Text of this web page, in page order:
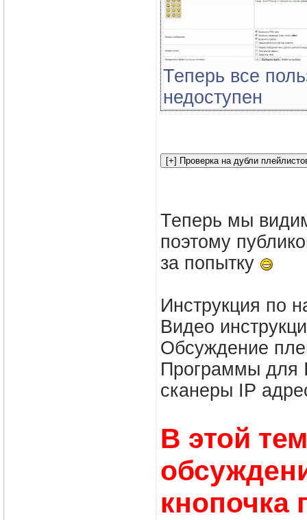
Теперь все
недоступен
Теперь мы
поэтому
за попытку
Инструкция по
Видео
Обсуждение
Программы для
сканеры IP
В этой
кнопочка